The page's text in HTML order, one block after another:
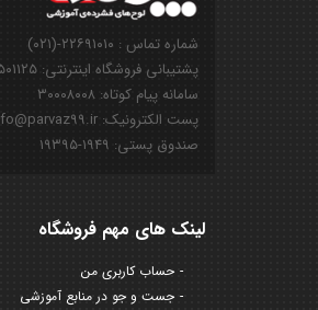
شماره تماس : ۲۲۶۹۱۰۱۰-(۰۲۱)
پشتیبانی فروشگاه اینترنتی: ۰۹۱۲۸۵۰۱۱۲۵
سامانه پیام کوتاه: ۳۰۰۰۸۰۰۸
پست الکترونیک: info@parvaz99.ir
صندوق پستی: ۱۹۴۹-۱۹۳۹۵
لینک های مهم فروشگاه
حساب کاربری من
جست و جو در منابع آموزشی